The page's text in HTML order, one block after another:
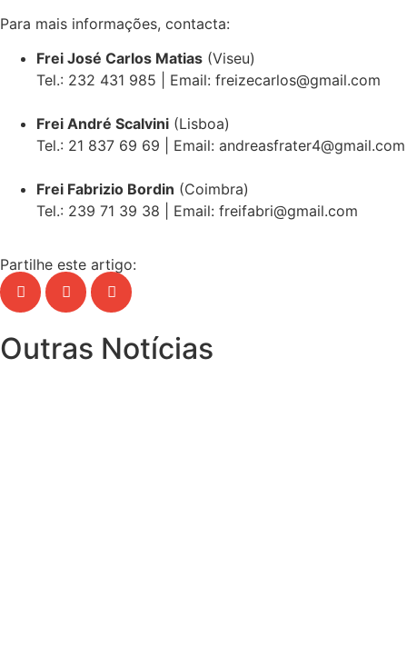
Para mais informações, contacta:
Frei José Carlos Matias (Viseu)
Tel.: 232 431 985 | Email: freizecarlos@gmail.com
Frei André Scalvini (Lisboa)
Tel.: 21 837 69 69 | Email: andreasfrater4@gmail.com
Frei Fabrizio Bordin (Coimbra)
Tel.: 239 71 39 38 | Email: freifabri@gmail.com
Partilhe este artigo:
Outras Notícias